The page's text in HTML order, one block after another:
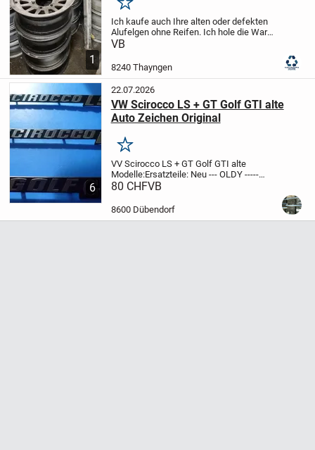
1
Merken
Ich kaufe auch Ihre alten oder defekten
Alufelgen ohne Reifen.Ich hole die Ware
gerne bei Ihnen ab. Barzahlung!
VB
8240 Thayngen
6
22.07.2026
VW Scirocco LS + GT Golf GTI alte
Auto Zeichen Original
Merken
VV Scirocco LS + GT Golf GTI alte
Modelle:Ersatzteile: Neu --- OLDY -----
Auch für Teile Sammler geeignet
LS171 853 687 K GTI
80 CHFVB
8600 Dübendorf